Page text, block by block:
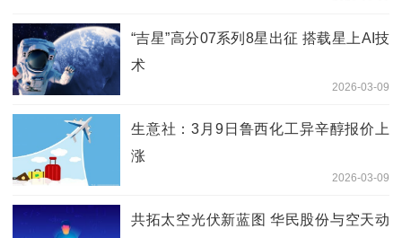
“吉星”高分07系列8星出征 搭载星上AI技
术
2026-03-09
生意社：3月9日鲁西化工异辛醇报价上
涨
2026-03-09
共拓太空光伏新蓝图 华民股份与空天动